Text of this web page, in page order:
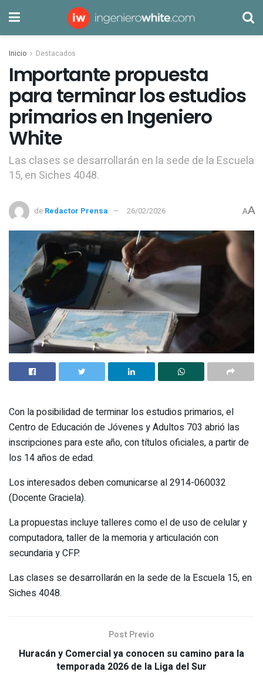
Inicio Destacados
Importante propuesta
para terminar los estudios
primarios en Ingeniero
White
Las clases se desarrollarán en la sede de la Escuela
15, en Siches 4048.
de Redactor Prensa 26/02/2026 AA
Con la posibilidad de terminar los estudios primarios, el
Centro de Educación de Jóvenes y Adultos 703 abrió las
inscripciones para este año, con títulos oficiales, a partir de
los 14 años de edad.
Los interesados deben comunicarse al 2914-060032
(Docente Graciela).
La propuestas incluye talleres como el de uso de celular y
computadora, taller de la memoria y articulación con
secundaria y CFP.
Las clases se desarrollarán en la sede de la Escuela 15, en
Siches 4048.
Post Previo
Huracán y Comercial ya conocen su camino para la
temporada 2026 de la Liga del Sur